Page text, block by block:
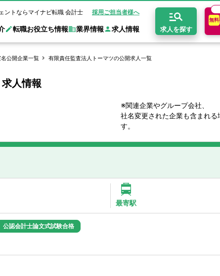
ントならマイナビ転職 会計士 採用ご担当者様へ
求人を探す
無料
談サービス
アクセスマップ
転職お役立ち情報
野への転職
転職お役立ち情報
会計士・試験合格者の転職Q&A
WEB面接完全ガイド
キ
業界情報
業界トピックス
監査法人
コンサルティングファー
事業会社
求人情報
業界別求人情報
金融機関
事業会社
関東・首都圏
東海
公開企業一覧 有限責任監査法人トーマツの公開求人一覧
人情報
※関連企業やグループ会社、
社名変更された企業も含まれる
す。
最寄駅
公認会計士論文式試験合格